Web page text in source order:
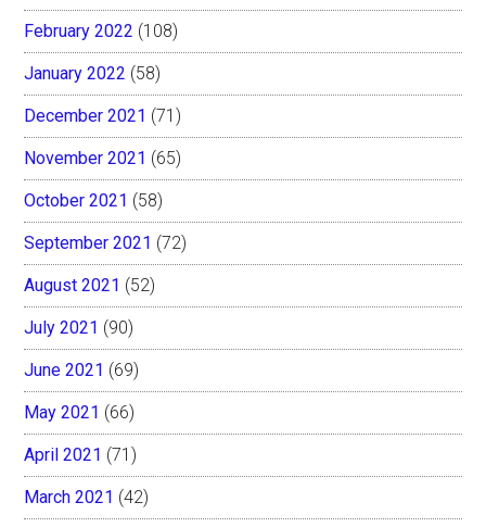
February 2022 (108)
January 2022 (58)
December 2021 (71)
November 2021 (65)
October 2021 (58)
September 2021 (72)
August 2021 (52)
July 2021 (90)
June 2021 (69)
May 2021 (66)
April 2021 (71)
March 2021 (42)